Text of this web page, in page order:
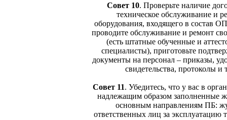
Совет 10. Проверьте наличие
техническое обслуживание и
оборудования, входящего в состав
проводите обслуживание и ремонт
(есть штатные обученные и
специалисты), приготовьте
документы на персонал – приказы,
свидетельства, протоколы и
Совет 11. Убедитесь, что у вас в
надлежащим образом заполненные
основным направлениям ПБ:
ответственных лиц за эксплуатацию